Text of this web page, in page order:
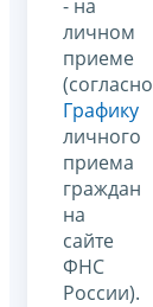
- на
личном
приеме
(согласно
Графику
личного
приема
граждан
на
сайте
ФНС
России).